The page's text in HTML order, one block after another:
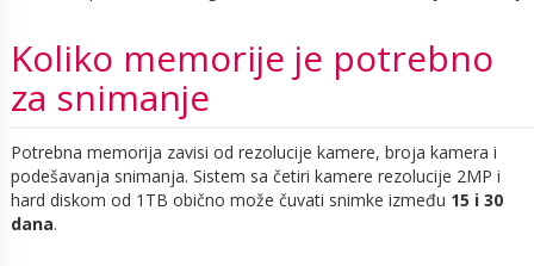
Koliko memorije je potrebno
za snimanje
Potrebna memorija zavisi od rezolucije kamere, broja kamera i
podešavanja snimanja. Sistem sa četiri kamere rezolucije 2MP i
hard diskom od 1TB obično može čuvati snimke između 15 i 30
dana.